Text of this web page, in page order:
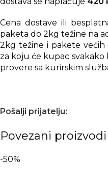
Cena dostave ili
paketa do 2kg težine na
2kg težine i pakete
za koju će kupac
provere sa kurirskim
Pošalji prijatelju:
Povezani proizvodi
-50%